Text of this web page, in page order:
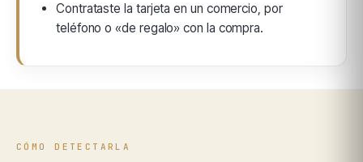
Contrataste la tarjeta en un comercio, por
teléfono o «de regalo» con la compra.
CÓMO DETECTARLA